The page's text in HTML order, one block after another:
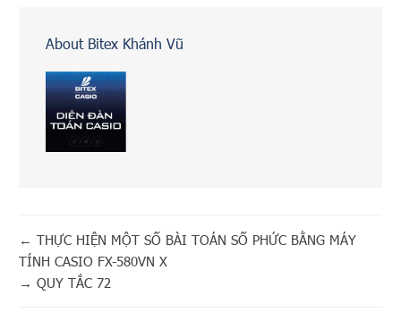
About Bitex Khánh Vũ
← THỰC HIỆN MỘT SỐ BÀI TOÁN SỐ PHỨC BẰNG MÁY
TÍNH CASIO FX-580VN X
→ QUY TẮC 72